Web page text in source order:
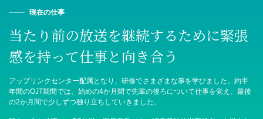
現在の仕事
当たり前の放送を継続するために緊張
感を持って仕事と向き合う
アップリンクセンター配属となり、研修でさまざまな事を学びました。約半
年間のOJT期間では、始めの4か月間で先輩の後ろについて仕事を覚え、最後
の2か月間で少しずつ独り立ちしていきました。